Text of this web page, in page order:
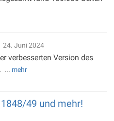
24. Juni 2024
verbesserten Version des
... mehr
49 und mehr!